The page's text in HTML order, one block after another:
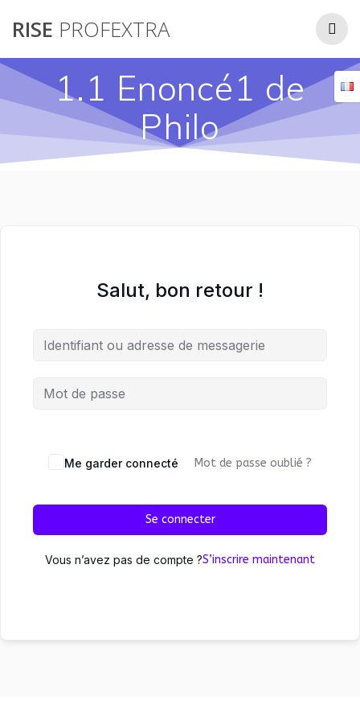
RISE PROFEXTRA
1.1 Enoncé1 de
Philo
Salut, bon retour !
Me garder connecté Mot de passe oublié ?
Se connecter
Vous n’avez pas de compte ?S’inscrire maintenant